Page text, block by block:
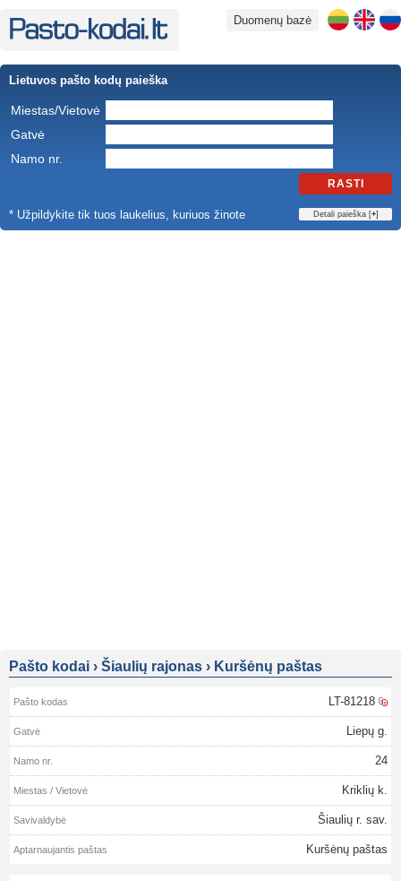
Duomenų bazė
Lietuvos pašto kodų paieška
Miestas/Vietovė
Gatvė
Namo nr.
RASTI
* Užpildykite tik tuos laukelius, kuriuos žinote Detali paieška [+]
Pašto kodai › Šiaulių rajonas › Kuršėnų paštas
LT-81218
Liepų g.
24
Kriklių k.
Šiaulių r. sav.
Kuršėnų paštas